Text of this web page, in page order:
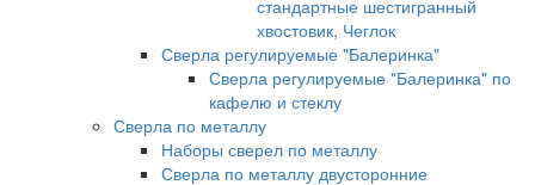
стандартные шестигранный
хвостовик, Чеглок
Сверла регулируемые "Балеринка"
Сверла регулируемые "Балеринка" по
кафелю и стеклу
Сверла по металлу
Наборы сверел по металлу
Сверла по металлу двусторонние